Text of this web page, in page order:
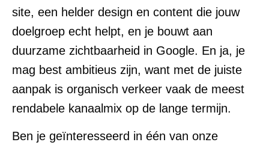
site, een helder design en content die jouw
doelgroep echt helpt, en je bouwt aan
duurzame zichtbaarheid in Google. En ja, je
mag best ambitieus zijn, want met de juiste
aanpak is organisch verkeer vaak de meest
rendabele kanaalmix op de lange termijn.
Ben je geïnteresseerd in één van onze